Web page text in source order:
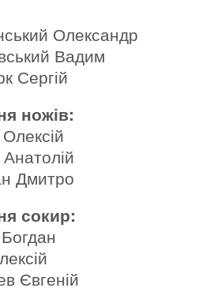
Олександр
Вадим
Сергій
ножів:
Дмитро
сокир:
Євгеній